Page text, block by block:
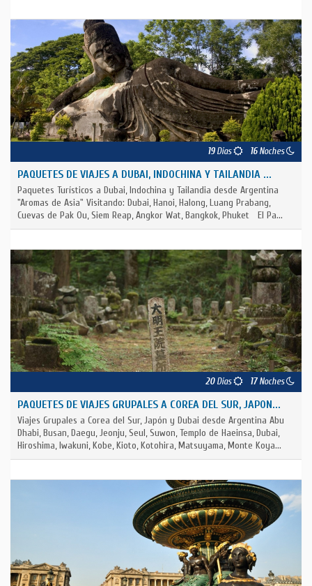
19Días 16Noches
PAQUETES DE VIAJES A DUBAI, INDOCHINA Y TAILANDIA ...
Paquetes Turísticos a Dubai, Indochina y Tailandia desde Argentina
"Aromas de Asia" Visitando: Dubai, Hanoi, Halong, Luang Prabang,
Cuevas de Pak Ou, Siem Reap, Angkor Wat, Bangkok, Phuket El Pa...
20Días 17Noches
PAQUETES DE VIAJES GRUPALES A COREA DEL SUR, JAPON...
Viajes Grupales a Corea del Sur, Japón y Dubai desde Argentina Abu
Dhabi, Busan, Daegu, Jeonju, Seul, Suwon, Templo de Haeinsa, Dubai,
Hiroshima, Iwakuni, Kobe, Kioto, Kotohira, Matsuyama, Monte Koya...